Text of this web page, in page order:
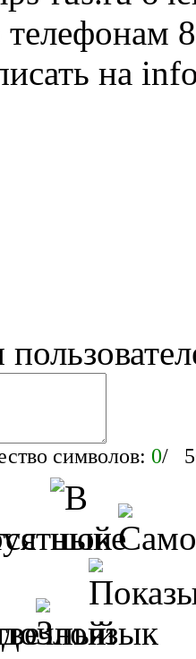
телефонам
на
символов: 0/